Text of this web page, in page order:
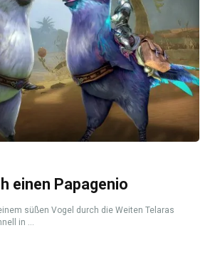
einen Papagenio
süßen Vogel durch die Weiten Telaras
in ...